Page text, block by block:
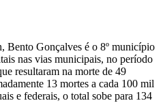
Bento Gonçalves é o 8º município
nas vias municipais, no período
resultaram na morte de 49
13 mortes a cada 100 mil
e federais, o total sobe para 134